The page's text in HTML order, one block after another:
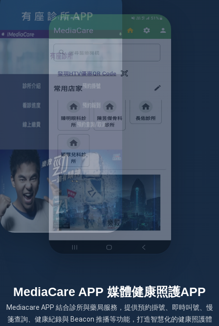
MediaCare APP 媒體健康照護APP
Mediacare APP 結合診所與藥局服務，提供預約掛號、即時叫號、慢
箋查詢、健康紀錄與 Beacon 推播等功能，打造智慧化的健康照護體